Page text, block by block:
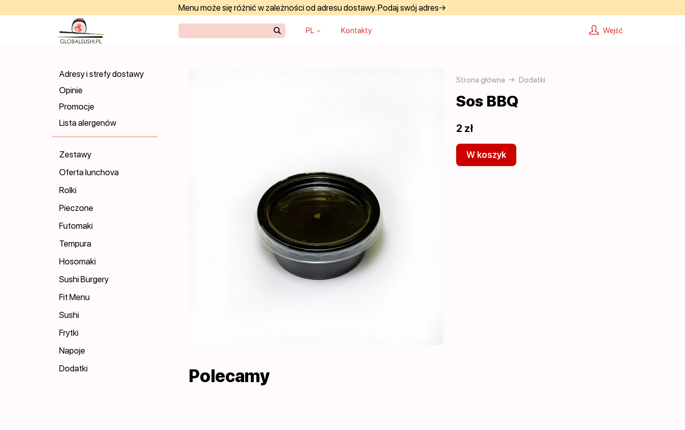
Menu może się różnić w zależności od adresu dostawy. Podaj swój adres→
PL Kontakty Wejść
Adresy i strefy dostawy
Opinie
Promocje
Lista alergenów
Zestawy
Oferta lunchova
Rolki
Pieczone
Futomaki
Tempura
Hosomaki
Sushi Burgery
Fit Menu
Sushi
Frytki
Napoje
Dodatki
Strona główna Dodatki
Sos BBQ
2 zł
W koszyk
Polecamy